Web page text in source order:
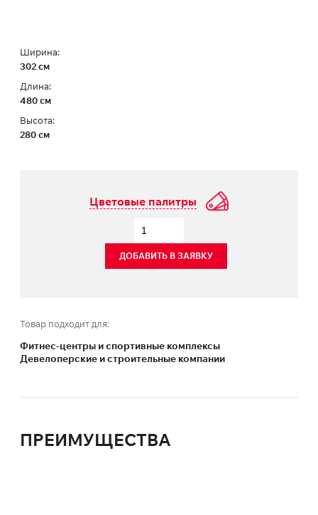
Ширина:
302 см
Длина:
480 см
Высота:
280 см
Цветовые палитры
ДОБАВИТЬ В ЗАЯВКУ
Товар подходит для:
Фитнес-центры и спортивные комплексы
Девелоперские и строительные компании
ПРЕИМУЩЕСТВА